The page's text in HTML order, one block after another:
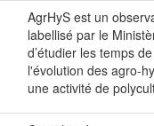
AgrHyS est un
labellisé par le
d’étudier les temps
l'évolution des agro-
une activité de